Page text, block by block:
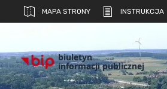
MAPA STRONY INSTRUKCJA
biuletyn
informacji publicznej